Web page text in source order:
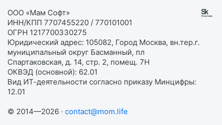
ООО «Мам Софт»
ИНН/КПП 7707455220 / 770101001
ОГРН 1217700330275
Юридический адрес: 105082, Город Москва, вн.тер.г.
муниципальный округ Басманный, пл
Спартаковская, д. 14, стр. 2, помещ. 7Н
ОКВЭД (основной): 62.01
Вид ИТ-деятельности согласно приказу Минцифры:
12.01
© 2014—2026 · contact@mom.life